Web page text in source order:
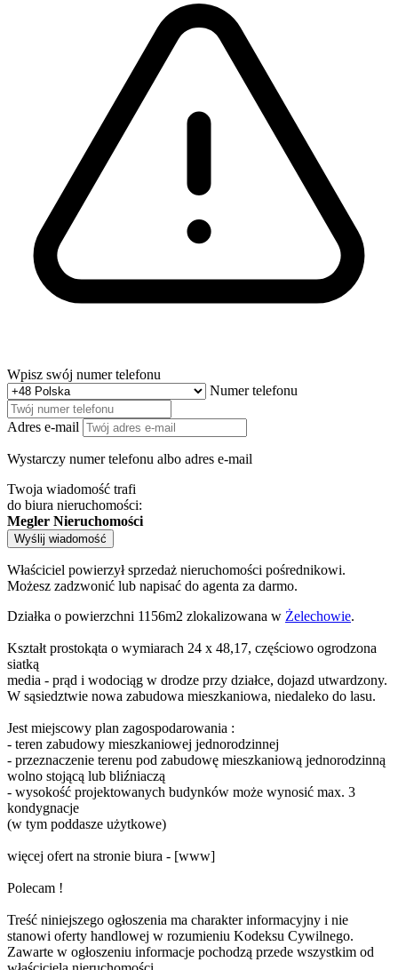
Wpisz swój numer telefonu
Numer telefonu
Adres e-mail
Wystarczy numer telefonu albo adres e-mail
Twoja wiadomość trafi
do biura nieruchomości:
Megler Nieruchomości
Wyślij wiadomość
Właściciel powierzył sprzedaż nieruchomości pośrednikowi.
Możesz zadzwonić lub napisać do agenta za darmo.
Działka o powierzchni 1156m2 zlokalizowana w Żelechowie.
Kształt prostokąta o wymiarach 24 x 48,17, częściowo ogrodzona
siatką
media - prąd i wodociąg w drodze przy działce, dojazd utwardzony.
W sąsiedztwie nowa zabudowa mieszkaniowa, niedaleko do lasu.
Jest miejscowy plan zagospodarowania :
- teren zabudowy mieszkaniowej jednorodzinnej
- przeznaczenie terenu pod zabudowę mieszkaniową jednorodzinną
wolno stojącą lub bliźniaczą
- wysokość projektowanych budynków może wynosić max. 3
kondygnacje
(w tym poddasze użytkowe)
więcej ofert na stronie biura - [www]
Polecam !
Treść niniejszego ogłoszenia ma charakter informacyjny i nie
stanowi oferty handlowej w rozumieniu Kodeksu Cywilnego.
Zawarte w ogłoszeniu informacje pochodzą przede wszystkim od